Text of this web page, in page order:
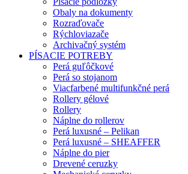
Obaly na dokumenty
Rozraďovače
Rýchloviazače
Archivačný systém
PÍSACIE POTREBY
Perá guľôčkové
Perá so stojanom
Viacfarbené multifunkčné perá
Rollery gélové
Rollery
Náplne do rollerov
Perá luxusné – Pelikan
Perá luxusné – SHEAFFER
Náplne do pier
Drevené ceruzky